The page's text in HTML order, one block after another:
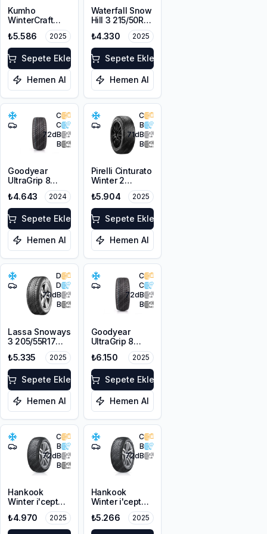
Kumho
WinterCraft
WI32 215/50R17
95T XL M+S
3PMSF Çivi
Delikli
₺5.586 2025
Sepete Ekle
Hemen Al
Waterfall Snow
Hill 3 215/50R17
₺4.330 2025
Sepete Ekle
Hemen Al
C
C
72dB
B
Goodyear
UltraGrip 8
Performance
215/50R17 95V
XL M+S FP
₺4.643 2024
Sepete Ekle
Hemen Al
C
B
71dB
B
Pirelli Cinturato
Winter 2
205/55R17 95H
XL M+S 3PMSF
₺5.904 2025
Sepete Ekle
Hemen Al
D
D
70dB
B
Lassa Snoways
3 205/55R17
95V XL M+S
3PMSF
₺5.335 2025
Sepete Ekle
Hemen Al
C
C
72dB
B
Goodyear
UltraGrip 8
Performance
215/50R17 95V
XL M+S FP
₺6.150 2025
Sepete Ekle
Hemen Al
C
B
72dB
B
Hankook
Winter i'cept
RS3 W462
215/55R16 97H
XL M+S 3PMSF
₺4.970 2025
C
B
72dB
Hankook
Winter i'cept
RS3 W462
215/50R17 95V
XL M+S 3PMSF
₺5.266 2025